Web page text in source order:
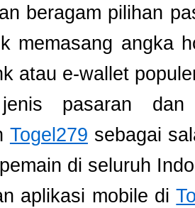
beragam pilihan
memasang angka
atau e-wallet
pasaran dan
Togel279 sebagai
di seluruh
aplikasi mobile di